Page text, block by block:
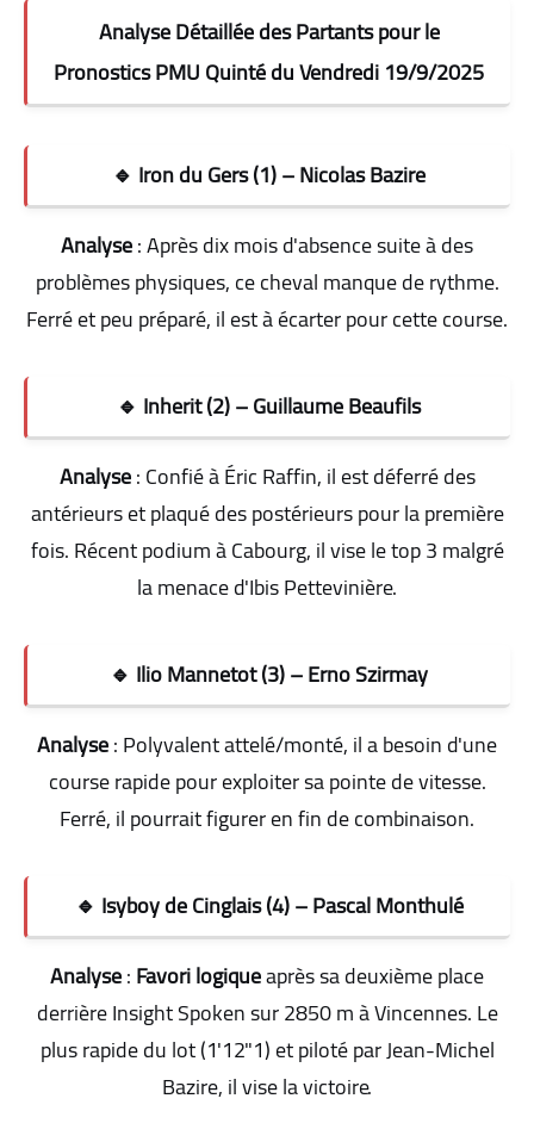
Analyse Détaillée des Partants pour le
Pronostics PMU Quinté du Vendredi 19/9/2025
🔹 Iron du Gers (1) – Nicolas Bazire
Analyse: Après dix mois d'absence suite à des
problèmes physiques, ce cheval manque de rythme.
Ferré et peu préparé, il est à écarter pour cette course.
🔹 Inherit (2) – Guillaume Beaufils
Analyse: Confié à Éric Raffin, il est déferré des
antérieurs et plaqué des postérieurs pour la première
fois. Récent podium à Cabourg, il vise le top 3 malgré
la menace d'Ibis Pettevinière.
🔹 Ilio Mannetot (3) – Erno Szirmay
Analyse: Polyvalent attelé/monté, il a besoin d'une
course rapide pour exploiter sa pointe de vitesse.
Ferré, il pourrait figurer en fin de combinaison.
🔹 Isyboy de Cinglais (4) – Pascal Monthulé
Analyse:Favori logiqueaprès sa deuxième place
derrière Insight Spoken sur 2850 m à Vincennes. Le
plus rapide du lot (1'12"1) et piloté par Jean-Michel
Bazire, il vise la victoire.